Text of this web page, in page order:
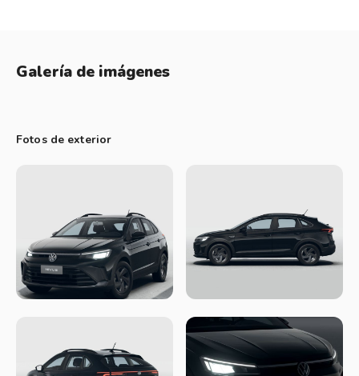
manual, y el 200 TSi brinda 116 CV y 200 Nm con caja
automática Tiptronic. No hay versiones diésel ni más
y urbana.
Interior y equipamientoEn el interior, suma el nuevo
sistema “Mi VW Connect”, que permite al conductor acceder
a información del vehículo desde el celular. El diseño interior
mantiene su estilo moderno y funcional, con el equipamiento
característico de la marca.
Dinámica y seguridadLa plataforma mantiene su
Galería de imágenes
Fotos de exterior